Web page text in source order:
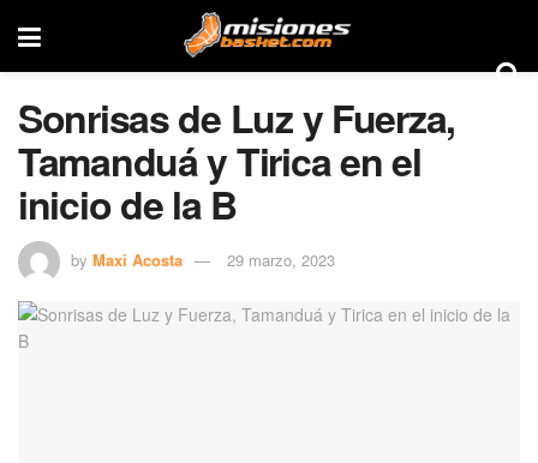
Sonrisas de Luz y Fuerza,
Tamanduá y Tirica en el
inicio de la B
by Maxi Acosta 29 marzo, 2023